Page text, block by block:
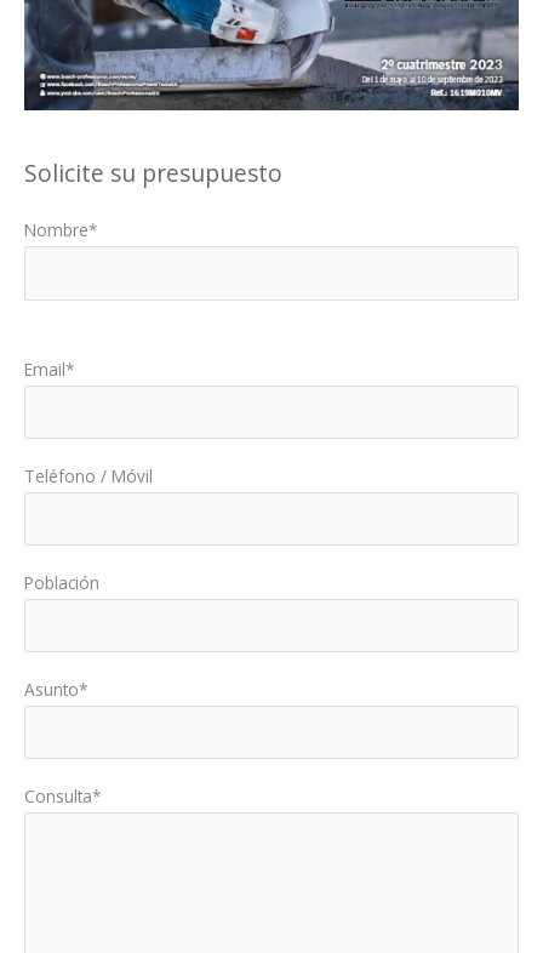
Solicite su presupuesto
Nombre*
Email*
Teléfono / Móvil
Población
Asunto*
Consulta*